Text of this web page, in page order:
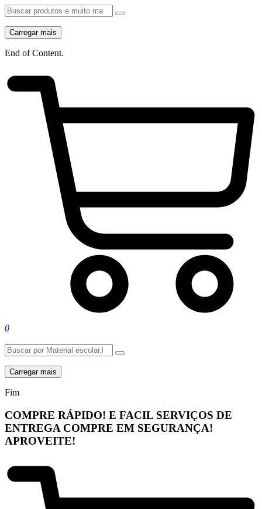
Carregar mais
End of Content.
0
Carregar mais
Fim
COMPRE RÁPIDO! E FACIL SERVIÇOS DE
ENTREGA COMPRE EM SEGURANÇA!
APROVEITE!